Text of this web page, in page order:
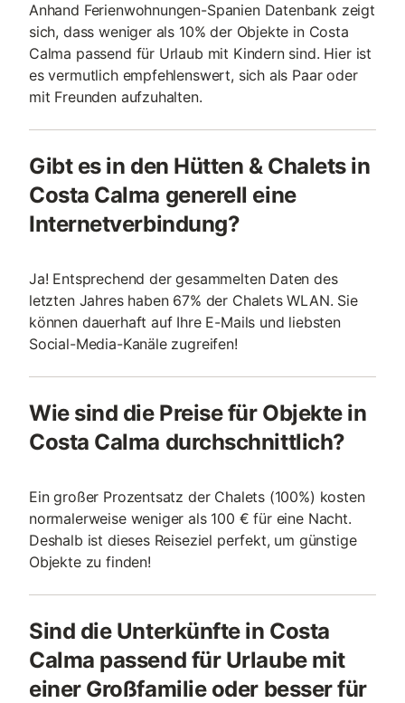
Anhand Ferienwohnungen-Spanien Datenbank zeigt
sich, dass weniger als 10% der Objekte in Costa
Calma passend für Urlaub mit Kindern sind. Hier ist
es vermutlich empfehlenswert, sich als Paar oder
mit Freunden aufzuhalten.
Gibt es in den Hütten & Chalets in
Costa Calma generell eine
Internetverbindung?
Ja! Entsprechend der gesammelten Daten des
letzten Jahres haben 67% der Chalets WLAN. Sie
können dauerhaft auf Ihre E-Mails und liebsten
Social-Media-Kanäle zugreifen!
Wie sind die Preise für Objekte in
Costa Calma durchschnittlich?
Ein großer Prozentsatz der Chalets (100%) kosten
normalerweise weniger als 100 € für eine Nacht.
Deshalb ist dieses Reiseziel perfekt, um günstige
Objekte zu finden!
Sind die Unterkünfte in Costa
Calma passend für Urlaube mit
einer Großfamilie oder besser für